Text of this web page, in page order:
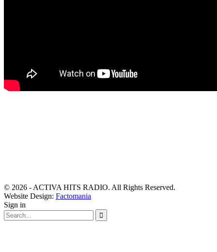
© 2026 - ACTIVA HITS RADIO. All Rights Reserved.
Website Design: Factomania
Sign in